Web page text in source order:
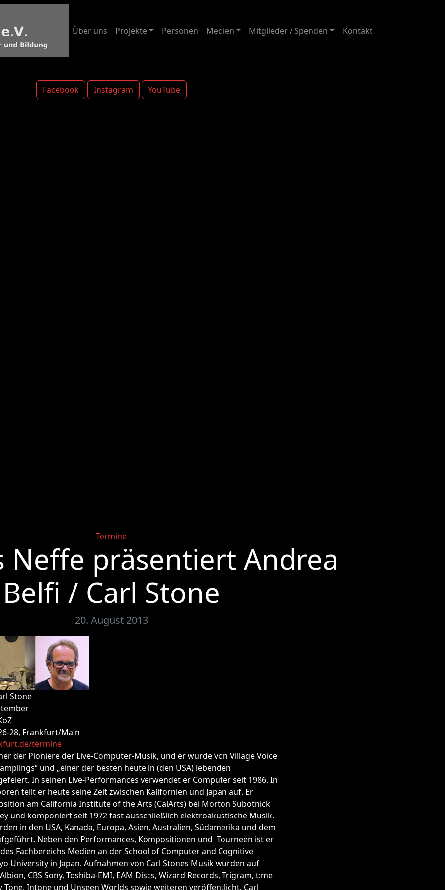
Facebook Instagram YouTube
Über uns Projekte Personen Medien Mitglieder / Spenden Kontakt
Categories
Termine
Neffe präsentiert Andrea
Belfi / Carl Stone
20. August 2013
Stone
28, Frankfurt/Main
termine
der Pioniere der Live-Computer-Musik, und er wurde von Village Voice
und „einer der besten heute in (den USA) lebenden
In seinen Live-Performances verwendet er Computer seit 1986. In
teilt er heute seine Zeit zwischen Kalifornien und Japan auf. Er
am California Institute of the Arts (CalArts) bei Morton Subotnick
und komponiert seit 1972 fast ausschließlich elektroakustische Musik.
in den USA, Kanada, Europa, Asien, Australien, Südamerika und dem
Neben den Performances, Kompositionen und Tourneen ist er
Fachbereichs Medien an der School of Computer and Cognitive
University in Japan. Aufnahmen von Carl Stones Musik wurden auf
CBS Sony, Toshiba-EMI, EAM Discs, Wizard Records, Trigram, t:me
Tone, Intone und Unseen Worlds sowie weiteren veröffentlicht. Carl